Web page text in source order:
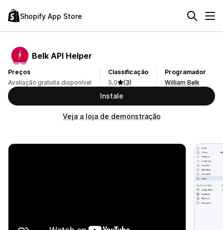
Shopify App Store
Belk API Helper
Preços
Avaliação gratuita disponível
Classificação
5,0
(3)
Programador
William Belk
Instale
Veja a loja de demonstração